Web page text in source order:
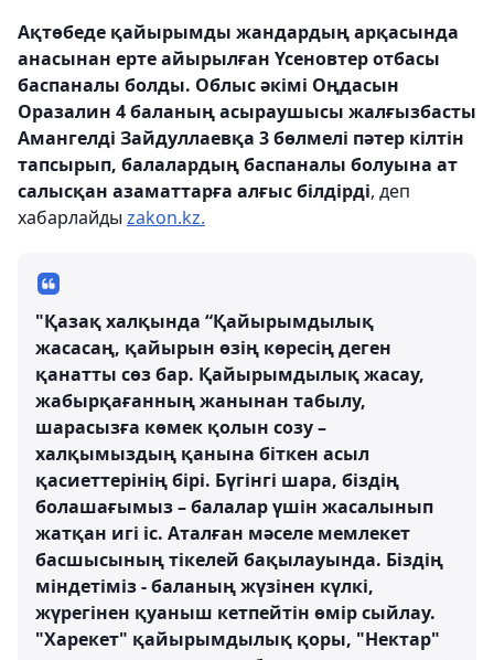
Ақтөбеде қайырымды жандардың арқасында
анасынан ерте айырылған Үсеновтер отбасы
баспаналы болды. Облыс әкімі Оңдасын
Оразалин 4 баланың асыраушысы жалғызбасты
Амангелді Зайдуллаевқа 3 бөлмелі пәтер кілтін
тапсырып, балалардың баспаналы болуына ат
салысқан азаматтарға алғыс білдірді, деп
хабарлайды zakon.kz.
"Қазақ халқында “Қайырымдылық
жасасаң, қайырын өзің көресің деген
қанатты сөз бар. Қайырымдылық жасау,
жабырқағанның жанынан табылу,
шарасызға көмек қолын созу –
халқымыздың қанына біткен асыл
қасиеттерінің бірі. Бүгінгі шара, біздің
болашағымыз – балалар үшін жасалынып
жатқан игі іс. Аталған мәселе мемлекет
басшысының тікелей бақылауында. Біздің
міндетіміз - баланың жүзінен күлкі,
жүрегінен қуаныш кетпейтін өмір сыйлау.
"Харекет" қайырымдылық қоры, "Нектар"